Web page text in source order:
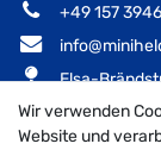
‭+49 157
Elsa-
Wir verwenden
Website und